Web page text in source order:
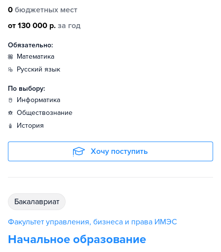
0 бюджетных мест
от 130 000 р. за год
Обязательно:
математика
русский язык
По выбору:
информатика
обществознание
история
Хочу поступить
бакалавриат
Факультет управления, бизнеса и права ИМЭС
Начальное образование